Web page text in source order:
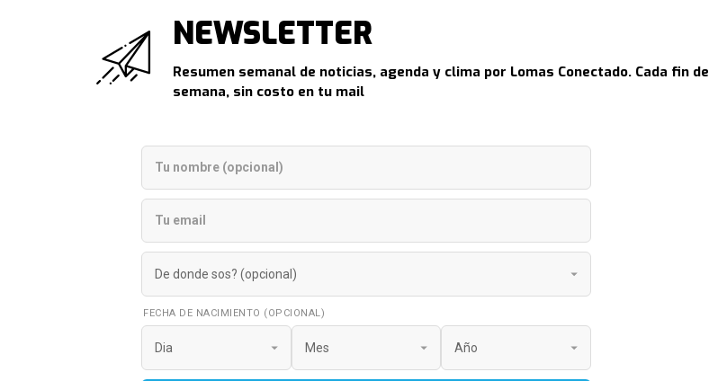
NEWSLETTER
Resumen semanal de noticias, agenda y clima por Lomas Conectado. Cada fin de
semana, sin costo en tu mail
FECHA DE NACIMIENTO (OPCIONAL)